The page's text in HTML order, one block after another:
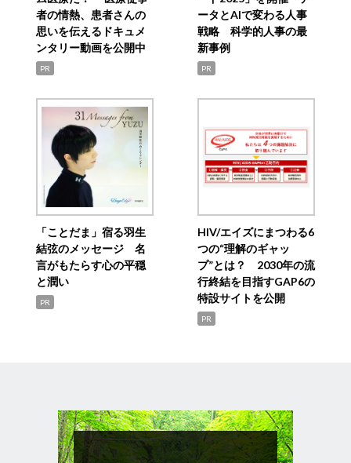
者の情熱、患者さんの
思いを伝えるドキュメ
ンタリー動画を公開中
PR
ータとAIで変わる人事
戦略 科学的人事の最
新事例
PR
「ことだま」宿る羽生
結弦のメッセージ 名
言がもたらす心の平穏
と潤い
PR
HIV/エイズにまつわる6
つの“理解のギャッ
プ”とは？ 2030年の流
行終結を目指すGAP6の
特設サイトを公開
PR